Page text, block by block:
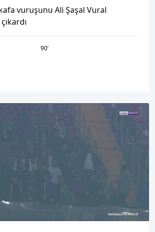
vuruşunu Ali Şaşal Vural
90’
06:48